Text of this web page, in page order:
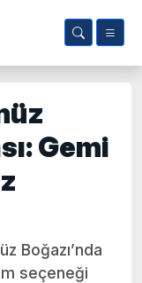
Gemi
Boğazı’nda
seçeneği